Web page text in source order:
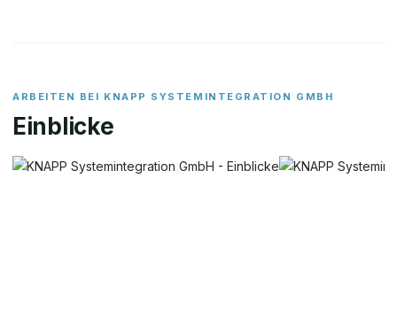
ARBEITEN BEI KNAPP SYSTEMINTEGRATION GMBH
Einblicke